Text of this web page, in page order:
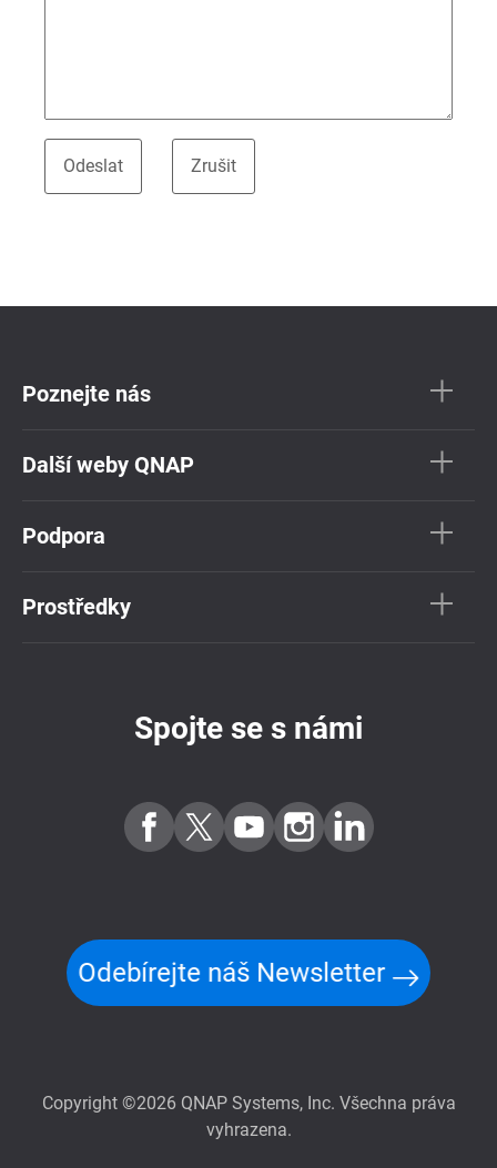
Poznejte nás
Další weby QNAP
Podpora
Prostředky
Spojte se s námi
Odebírejte náš Newsletter
Copyright ©2026 QNAP Systems, Inc. Všechna práva
vyhrazena.